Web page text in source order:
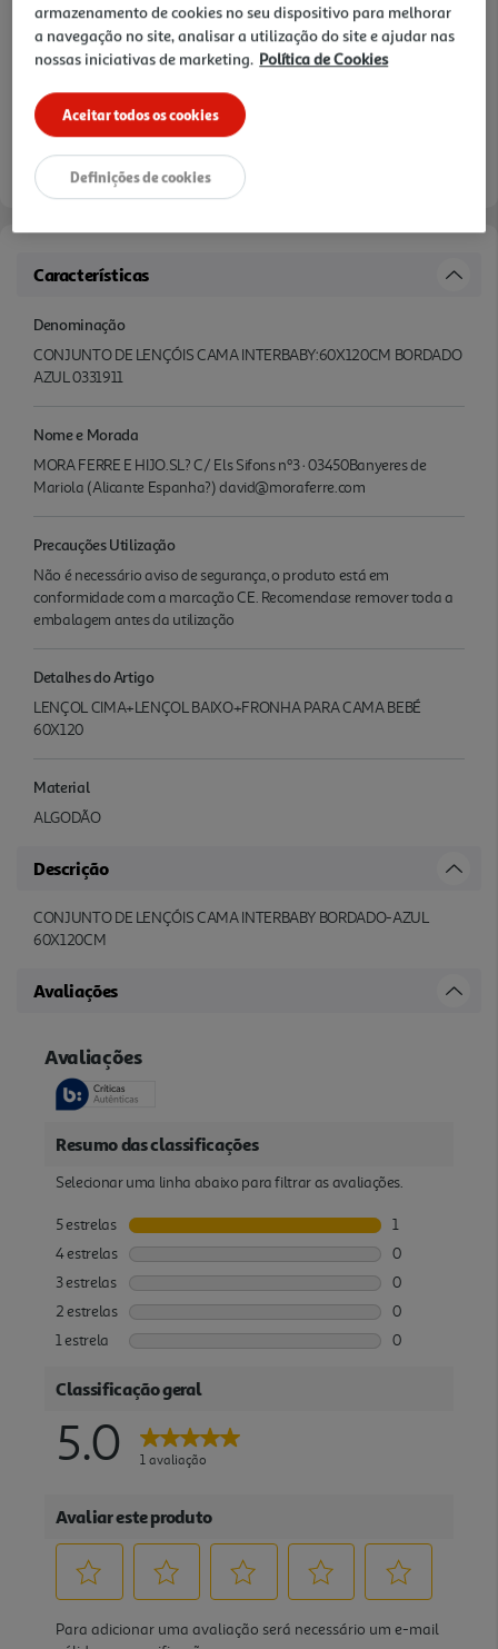
Notas de preparação
Características
Denominação
CONJUNTO DE LENÇÓIS CAMA INTERBABY:60X120CM BORDADO
AZUL 0331911
Nome e Morada
MORA FERRE E HIJO.SL? C/ Els Sifons nº3 · 03450Banyeres de
Mariola (Alicante Espanha?) david@moraferre.com
Precauções Utilização
Não é necessário aviso de segurança, o produto está em
conformidade com a marcação CE. Recomendase remover toda a
embalagem antes da utilização
Detalhes do Artigo
LENÇOL CIMA+LENÇOL BAIXO+FRONHA PARA CAMA BEBÉ
60X120
Material
ALGODÃO
Descrição
CONJUNTO DE LENÇÓIS CAMA INTERBABY BORDADO-AZUL
60X120CM
Avaliações
armazenamento de cookies no seu dispositivo para melhorar
a navegação no site, analisar a utilização do site e ajudar nas
nossas iniciativas de marketing. Política de Cookies
Aceitar todos os cookies
Definições de cookies